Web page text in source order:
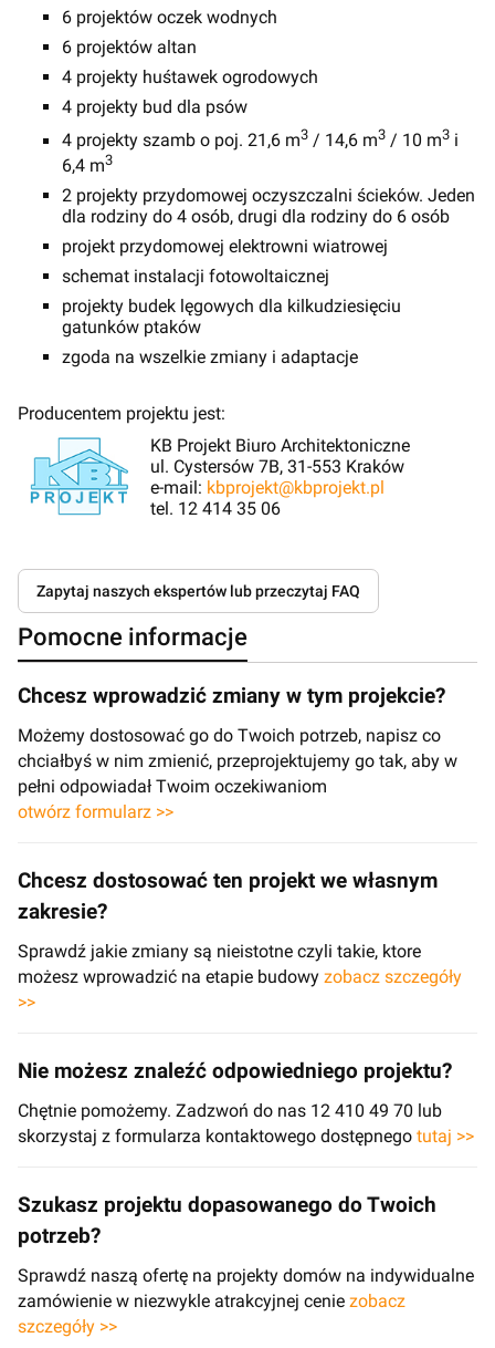
6 projektów oczek wodnych
6 projektów altan
4 projekty huśtawek ogrodowych
4 projekty bud dla psów
4 projekty szamb o poj. 21,6 m3 / 14,6 m3 / 10 m3 i
6,4 m3
2 projekty przydomowej oczyszczalni ścieków. Jeden
dla rodziny do 4 osób, drugi dla rodziny do 6 osób
projekt przydomowej elektrowni wiatrowej
schemat instalacji fotowoltaicznej
projekty budek lęgowych dla kilkudziesięciu
gatunków ptaków
zgoda na wszelkie zmiany i adaptacje
Producentem projektu jest:
KB Projekt Biuro Architektoniczne
ul. Cystersów 7B, 31-553 Kraków
e-mail: kbprojekt@kbprojekt.pl
tel. 12 414 35 06
Zapytaj naszych ekspertów lub przeczytaj FAQ
Pomocne informacje
Chcesz wprowadzić zmiany w tym projekcie?
Możemy dostosować go do Twoich potrzeb, napisz co
chciałbyś w nim zmienić, przeprojektujemy go tak, aby w
pełni odpowiadał Twoim oczekiwaniom
otwórz formularz >>
Chcesz dostosować ten projekt we własnym
zakresie?
Sprawdź jakie zmiany są nieistotne czyli takie, ktore
możesz wprowadzić na etapie budowy zobacz szczegóły
>>
Nie możesz znaleźć odpowiedniego projektu?
Chętnie pomożemy. Zadzwoń do nas 12 410 49 70 lub
skorzystaj z formularza kontaktowego dostępnego tutaj >>
Szukasz projektu dopasowanego do Twoich
potrzeb?
Sprawdź naszą ofertę na projekty domów na indywidualne
zamówienie w niezwykle atrakcyjnej cenie zobacz
szczegóły >>